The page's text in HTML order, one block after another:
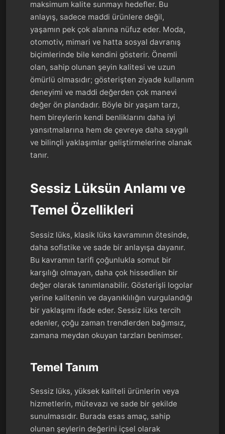
maksimum kalite sunmayı hedefler. Bu
anlayış, sadece maddi ürünlere değil,
yaşamın pek çok alanına nüfuz eder. Moda,
otomotiv, mimari ve hatta sosyal davranış
biçimlerinde bile kendini gösterir. Önemli
olan, sahip olunan şeyin kalitesi ve uzun
ömürlü olmasıdır; gösterişten ziyade kullanım
deneyimi ve maddi değerden çok manevi
değer ön plandadır. Böyle bir yaşam tarzı,
hem bireylerin kendi benliklarını daha iyi
yansıtmalarına hem de çevreye daha saygılı
ve bilinçli yaklaşımlar geliştirmelerine olanak
tanır.
Sessiz Lüksün Anlamı ve
Temel Özellikleri
Sessiz lüks, klasik lüks kavramının ötesinde,
daha sofistike ve sade bir anlayışa dayanır.
Bu kavramın tarifi çoğunlukla somut bir
karşılığı olmayan, daha çok hissedilen bir
değer olarak tanımlanabilir. Gösterişli logolar
yerine kalitenin ve dayanıklılığın vurgulandığı
bir yaklaşımı ifade eder. Sessiz lüks tercih
edenler, çoğu zaman trendlerden bağımsız,
zamana meydan okuyan tarzları benimser.
Temel Tanım
Sessiz lüks, yüksek kaliteli ürünlerin veya
hizmetlerin, mütevazı ve sade bir şekilde
sunulmasıdır. Burada esas amaç, sahip
olunan şeylerin değerini içsel olarak